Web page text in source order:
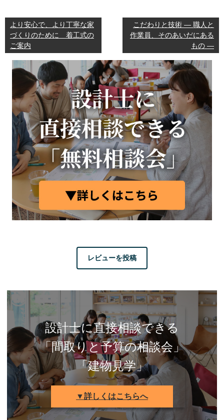
より安心で、より丁寧な家
づくりのために 着工式の
ご案内
こだわりと技術 ― 職人と
作業員、そのあいだにある
もの ―
レビューを投稿
設計士に直接相談できる
「間取りと予算の相談会」
「建物見学」
▼詳しくはこちらへ